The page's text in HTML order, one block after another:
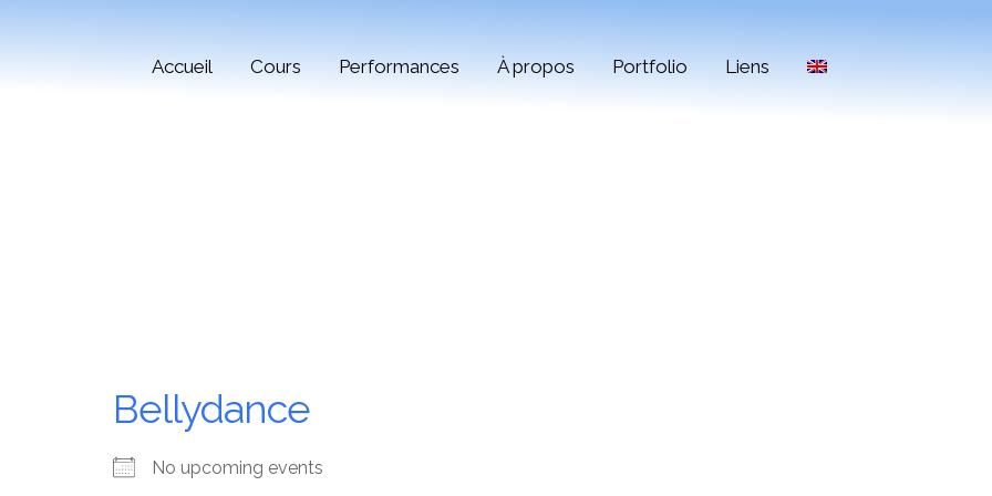
Accueil Cours Performances À propos Portfolio Liens
Bellydance
No upcoming events